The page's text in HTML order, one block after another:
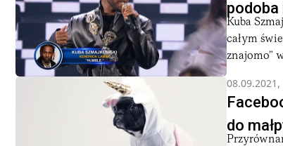
podoba
Kuba
całym
znajomo”
08.09.2021,
do